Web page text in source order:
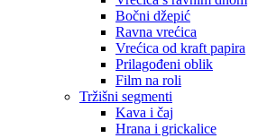
Bočni džepić
Ravna vrećica
Vrećica od kraft papira
Prilagođeni oblik
Film na roli
Tržišni segmenti
Kava i čaj
Hrana i grickalice